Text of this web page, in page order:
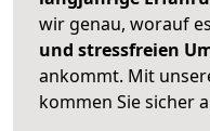
wir genau, worauf
und stressfreien
ankommt. Mit
kommen Sie sicher